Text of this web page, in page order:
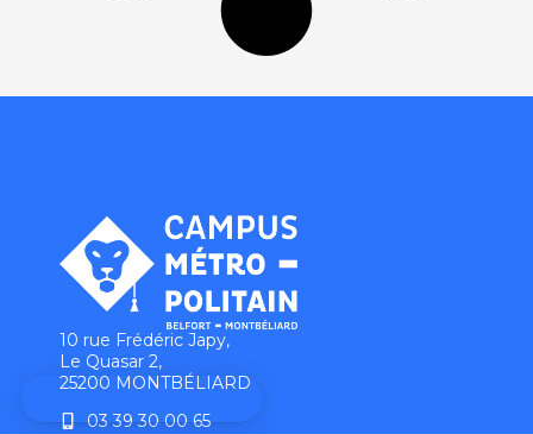
10 rue Frédéric Japy,
Le Quasar 2,
25200 MONTBÉLIARD
03 39 30 00 65